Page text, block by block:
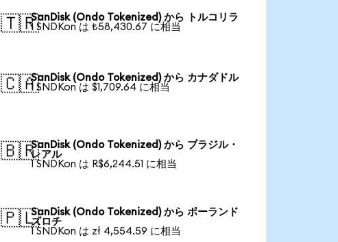
🇹🇷SanDisk (Ondo Tokenized) から トルコリラ
1 SNDKon は ₺58,430.67 に相当
🇨🇦SanDisk (Ondo Tokenized) から カナダドル
1 SNDKon は $1,709.64 に相当
🇧🇷SanDisk (Ondo Tokenized) から ブラジル・
レアル
1 SNDKon は R$6,244.51 に相当
🇵🇱SanDisk (Ondo Tokenized) から ポーランド
ズロチ
1 SNDKon は zł 4,554.59 に相当